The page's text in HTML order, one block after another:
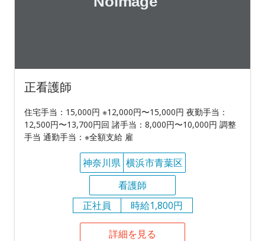
正看護師
住宅手当：15,000円 ※12,000円〜15,000円 夜勤手当：
12,500円〜13,700円回 諸手当：8,000円〜10,000円 調整
手当 通勤手当：※全額支給 雇
神奈川県 横浜市青葉区
看護師
正社員
時給1,800円
詳細を見る